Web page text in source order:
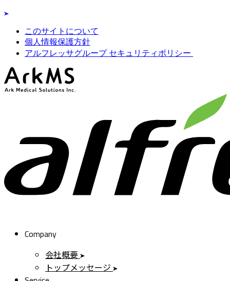
このサイトについて
個人情報保護方針
アルフレッサグループ セキュリティポリシー
Company
会社概要
トップメッセージ